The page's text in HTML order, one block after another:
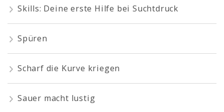
Skills: Deine erste Hilfe bei Suchtdruck
Spüren
Scharf die Kurve kriegen
Sauer macht lustig